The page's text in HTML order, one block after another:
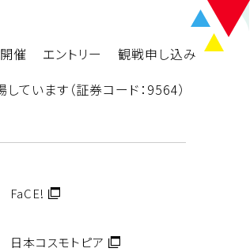
催 エントリー 観戦申し込み
ています（証券コード：9564）
FaCE!
日本コスモトピア